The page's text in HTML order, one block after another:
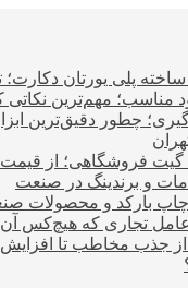
ساخته پلی یورتان
مهم‌ترین نکاتی که
چطور دقیق‌ترین
گیت فروشگاهی؛ از
و برندینگ در صنعت
چاپ بارکد و محصولات
تجاری که هیچ‌کس آن